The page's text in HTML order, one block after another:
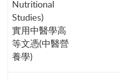
Nutritional
Studies)
實用中醫學高
等文憑(中醫營
養學)